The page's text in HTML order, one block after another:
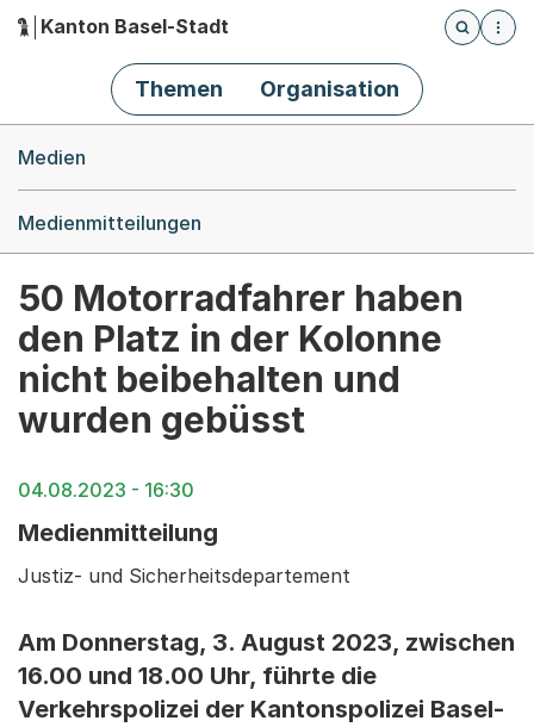
Hauptnavigation
Kanton Basel-Stadt
Öffnet
Themen Organisation
Medien
Medienmitteilungen
50 Motorradfahrer haben
den Platz in der Kolonne
nicht beibehalten und
wurden gebüsst
04.08.2023 - 16:30
Medienmitteilung
Justiz- und Sicherheitsdepartement
Am Donnerstag, 3. August 2023, zwischen
16.00 und 18.00 Uhr, führte die
Verkehrspolizei der Kantonspolizei Basel-